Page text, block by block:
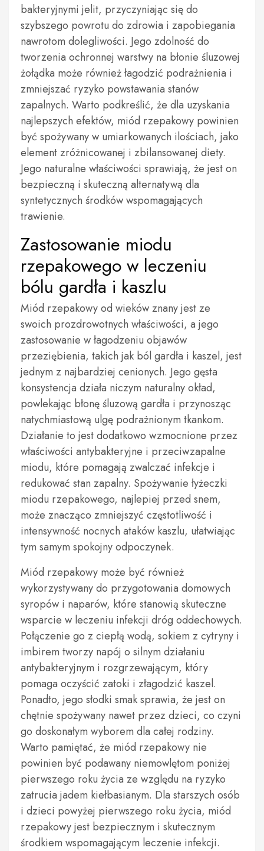
bakteryjnymi jelit, przyczyniając się do
szybszego powrotu do zdrowia i zapobiegania
nawrotom dolegliwości. Jego zdolność do
tworzenia ochronnej warstwy na błonie śluzowej
żołądka może również łagodzić podrażnienia i
zmniejszać ryzyko powstawania stanów
zapalnych. Warto podkreślić, że dla uzyskania
najlepszych efektów, miód rzepakowy powinien
być spożywany w umiarkowanych ilościach, jako
element zróżnicowanej i zbilansowanej diety.
Jego naturalne właściwości sprawiają, że jest on
bezpieczną i skuteczną alternatywą dla
syntetycznych środków wspomagających
trawienie.
Zastosowanie miodu
rzepakowego w leczeniu
bólu gardła i kaszlu
Miód rzepakowy od wieków znany jest ze
swoich prozdrowotnych właściwości, a jego
zastosowanie w łagodzeniu objawów
przeziębienia, takich jak ból gardła i kaszel, jest
jednym z najbardziej cenionych. Jego gęsta
konsystencja działa niczym naturalny okład,
powlekając błonę śluzową gardła i przynosząc
natychmiastową ulgę podrażnionym tkankom.
Działanie to jest dodatkowo wzmocnione przez
właściwości antybakteryjne i przeciwzapalne
miodu, które pomagają zwalczać infekcje i
redukować stan zapalny. Spożywanie łyżeczki
miodu rzepakowego, najlepiej przed snem,
może znacząco zmniejszyć częstotliwość i
intensywność nocnych ataków kaszlu, ułatwiając
tym samym spokojny odpoczynek.
Miód rzepakowy może być również
wykorzystywany do przygotowania domowych
syropów i naparów, które stanowią skuteczne
wsparcie w leczeniu infekcji dróg oddechowych.
Połączenie go z ciepłą wodą, sokiem z cytryny i
imbirem tworzy napój o silnym działaniu
antybakteryjnym i rozgrzewającym, który
pomaga oczyścić zatoki i złagodzić kaszel.
Ponadto, jego słodki smak sprawia, że jest on
chętnie spożywany nawet przez dzieci, co czyni
go doskonałym wyborem dla całej rodziny.
Warto pamiętać, że miód rzepakowy nie
powinien być podawany niemowlętom poniżej
pierwszego roku życia ze względu na ryzyko
zatrucia jadem kiełbasianym. Dla starszych osób
i dzieci powyżej pierwszego roku życia, miód
rzepakowy jest bezpiecznym i skutecznym
środkiem wspomagającym leczenie infekcji.